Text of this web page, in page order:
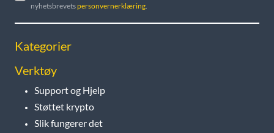
nyhetsbrevetspersonvernerklæring
Kategorier
Verktøy
Support og Hjelp
Støttet krypto
Slik fungerer det